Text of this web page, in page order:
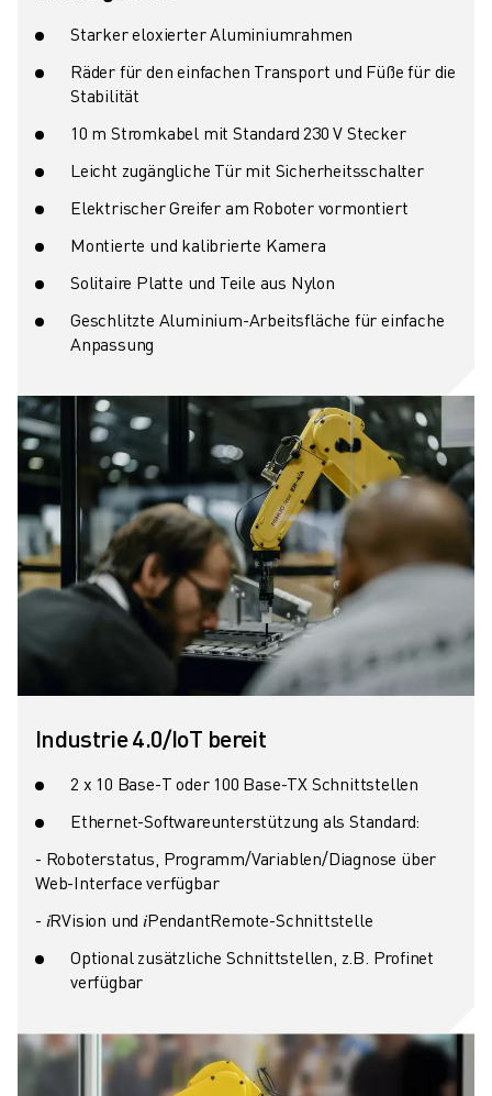
Starker eloxierter Aluminiumrahmen
Räder für den einfachen Transport und Füße für die
Stabilität
10 m Stromkabel mit Standard 230 V Stecker
Leicht zugängliche Tür mit Sicherheitsschalter
Elektrischer Greifer am Roboter vormontiert
Montierte und kalibrierte Kamera
Solitaire Platte und Teile aus Nylon
Geschlitzte Aluminium-Arbeitsfläche für einfache
Anpassung
Industrie 4.0/IoT bereit
2 x 10 Base-T oder 100 Base-TX Schnittstellen
Ethernet-Softwareunterstützung als Standard:
- Roboterstatus, Programm/Variablen/Diagnose über
Web-Interface verfügbar
- 𝑖RVision und 𝑖PendantRemote-Schnittstelle
Optional zusätzliche Schnittstellen, z.B. Profinet
verfügbar